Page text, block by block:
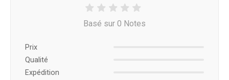
Basé sur 0 Notes
Prix ​​
Qualité
Expédition